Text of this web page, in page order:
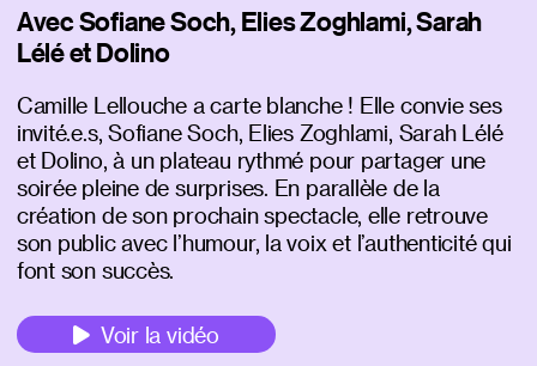
Avec Sofiane Soch, Elies Zoghlami, Sarah
Lélé et Dolino
Camille Lellouche a carte blanche ! Elle convie ses
invité.e.s, Sofiane Soch, Elies Zoghlami, Sarah Lélé
et Dolino, à un plateau rythmé pour partager une
soirée pleine de surprises. En parallèle de la
création de son prochain spectacle, elle retrouve
son public avec l’humour, la voix et l’authenticité qui
font son succès.
Voir la vidéo